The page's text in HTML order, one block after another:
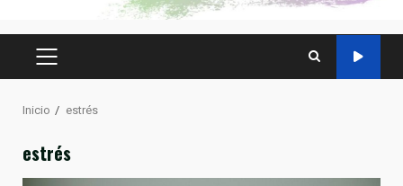
MENÚ
Inicio estrés
estrés